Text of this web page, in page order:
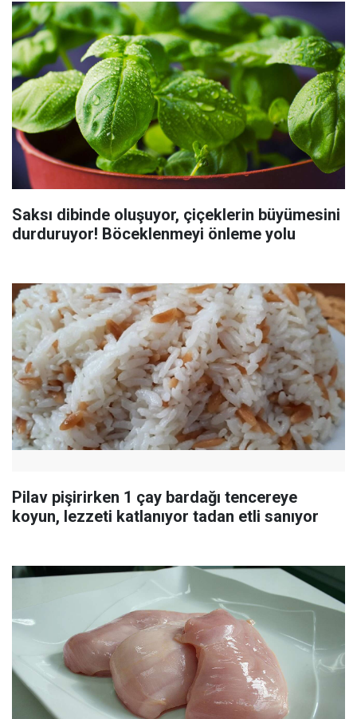
Saksı dibinde oluşuyor, çiçeklerin büyümesini
durduruyor! Böceklenmeyi önleme yolu
Pilav pişirirken 1 çay bardağı tencereye
koyun, lezzeti katlanıyor tadan etli sanıyor